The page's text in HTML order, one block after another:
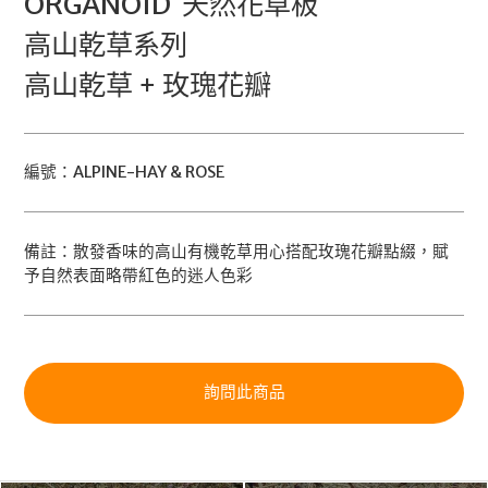
高山乾草系列
高山乾草 + 玫瑰花瓣
編號：ALPINE-HAY & ROSE
備註：散發香味的高山有機乾草用心搭配玫瑰花瓣點綴，賦
予自然表面略帶紅色的迷人色彩
詢問此商品